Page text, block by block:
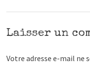
Laisser un
Votre adresse e-mail ne